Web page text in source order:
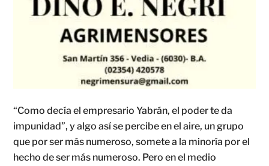
“Como decía el empresario Yabrán, el poder te da
impunidad”, y algo así se percibe en el aire, un grupo
que por ser más numeroso, somete a la minoría por el
hecho de ser más numeroso. Pero en el medio